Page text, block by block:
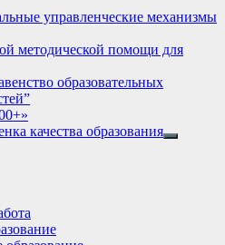
управленческие механизмы
методической помощи для
образовательных
качества образования
Show